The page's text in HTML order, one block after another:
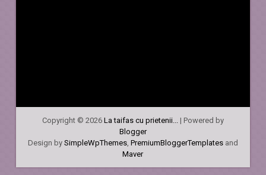
Copyright © 2026 La taifas cu prietenii...
| Powered by
Blogger
Design by SimpleWpThemes, PremiumBloggerTemplatesand
Maver